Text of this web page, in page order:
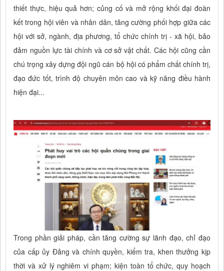
thiết thực, hiệu quả hơn; củng cố và mở rộng khối đại đoàn
kết trong hội viên và nhân dân, tăng cường phối hợp giữa các
hội với sở, ngành, địa phương, tổ chức chính trị - xã hội, bảo
đảm nguồn lực tài chính và cơ sở vật chất. Các hội cũng cần
chú trọng xây dựng đội ngũ cán bộ hội có phẩm chất chính trị,
đạo đức tốt, trình độ chuyên môn cao và kỹ năng điều hành
hiện đại...
Trong phần giải pháp, cần tăng cường sự lãnh đạo, chỉ đạo
của cấp ủy Đảng và chính quyền, kiểm tra, khen thưởng kịp
thời và xử lý nghiêm vi phạm; kiện toàn tổ chức, quy hoạch